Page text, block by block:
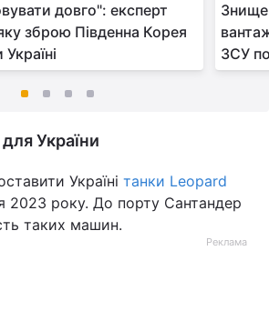
довго": експерт
зброю Південна Корея
ЗСУ
України
Україні танки Leopard
2023 року. До порту Сантандер
таких машин.
Реклама